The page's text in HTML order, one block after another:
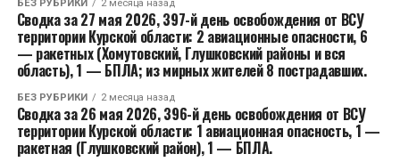
БЕЗ РУБРИКИ 2 месяца назад
Сводка за 27 мая 2026, 397-й день освобождения от ВСУ
территории Курской области: 2 авиационные опасности, 6
— ракетных (Хомутовский, Глушковский районы и вся
область), 1 — БПЛА; из мирных жителей 8 пострадавших.
БЕЗ РУБРИКИ 2 месяца назад
Сводка за 26 мая 2026, 396-й день освобождения от ВСУ
территории Курской области: 1 авиационная опасность, 1 —
ракетная (Глушковский район), 1 — БПЛА.